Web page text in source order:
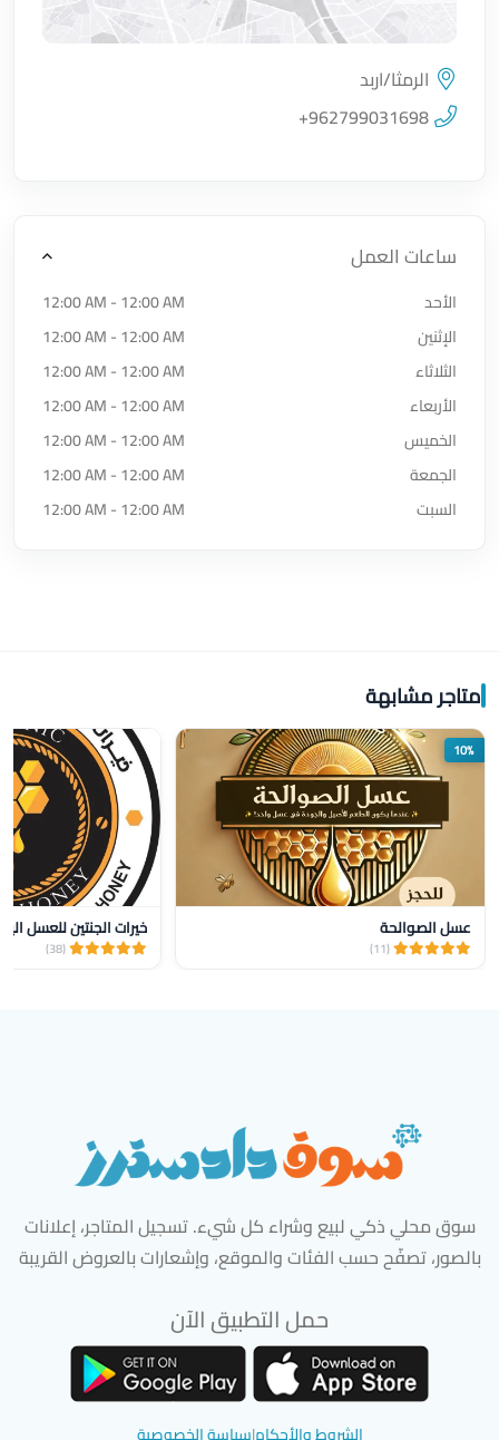
اضغط لتحميل الموقع
الرمثا/اربد
+962799031698
ساعات العمل
الأحد
12:00 AM - 12:00 AM
الإثنين
12:00 AM - 12:00 AM
الثلاثاء
12:00 AM - 12:00 AM
الأربعاء
12:00 AM - 12:00 AM
الخميس
12:00 AM - 12:00 AM
الجمعة
12:00 AM - 12:00 AM
السبت
12:00 AM - 12:00 AM
متاجر مشابهة
10%
عسل الصوالحة
(11)
خيرات الجنتين للعسل
(38)
سوق محلي ذكي لبيع وشراء كل شيء. تسجيل المتاجر، إعلانات
بالصور، تصفّح حسب الفئات والموقع، وإشعارات بالعروض القريبة
حمل التطبيق الآن